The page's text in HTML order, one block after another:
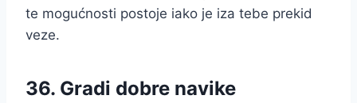
te mogućnosti postoje iako je iza tebe prekid
veze.
36. Gradi dobre navike